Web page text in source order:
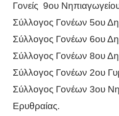
Γονείς 9ου
Σύλλογος Γονέων 5ου
Σύλλογος Γονέων 6ου
Σύλλογος Γονέων 8ου
Σύλλογος Γονέων 2ου
Σύλλογος Γονέων 3ου
Ερυθραίας.